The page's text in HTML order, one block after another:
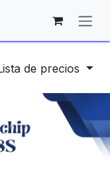
de precios